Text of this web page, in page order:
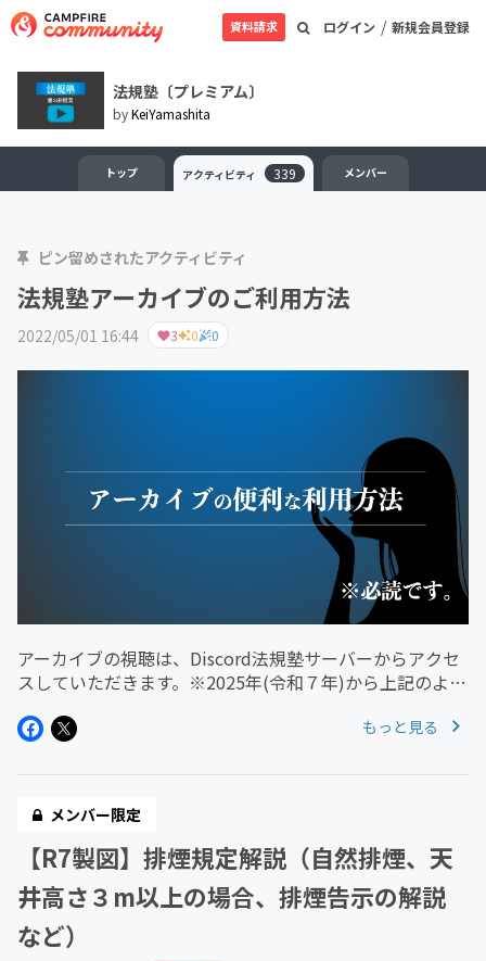
ログイン / 新規会員登録
資料請求
法規塾〔プレミアム〕
byKeiYamashita
トップ アクティビティ 339 メンバー
ピン留めされたアクティビティ
法規塾アーカイブのご利用方法
2022/05/01 16:44 3 0 0
アーカイブの視聴は、Discord法規塾サーバーからアクセ
スしていただきます。※2025年(令和７年)から上記のよう
説明しています。・最新のライブアーカイブを視聴したい
もっと見る
メンバー限定
【R7製図】排煙規定解説（自然排煙、天
井高さ３m以上の場合、排煙告示の解説
など）